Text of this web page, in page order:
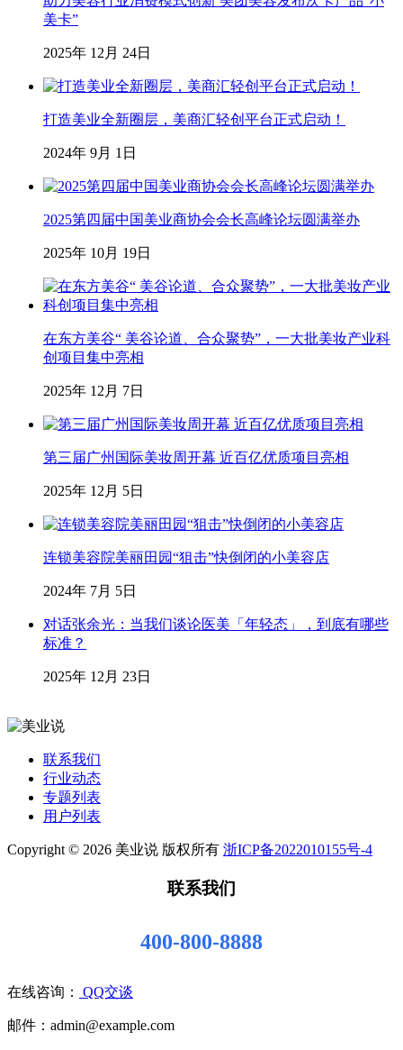
美卡”
2025年 12月 24日
打造美业全新圈层，美商汇轻创平台正式启动！
2024年 9月 1日
2025第四届中国美业商协会会长高峰论坛圆满举办
2025年 10月 19日
在东方美谷“ 美谷论道、合众聚势”，一大批美妆产业科
创项目集中亮相
2025年 12月 7日
第三届广州国际美妆周开幕 近百亿优质项目亮相
2025年 12月 5日
连锁美容院美丽田园“狙击”快倒闭的小美容店
2024年 7月 5日
对话张余光：当我们谈论医美「年轻态」，到底有哪些
标准？
2025年 12月 23日
联系我们
行业动态
专题列表
用户列表
Copyright © 2026 美业说 版权所有 浙ICP备2022010155号-4
联系我们
400-800-8888
在线咨询： QQ交谈
邮件：admin@example.com